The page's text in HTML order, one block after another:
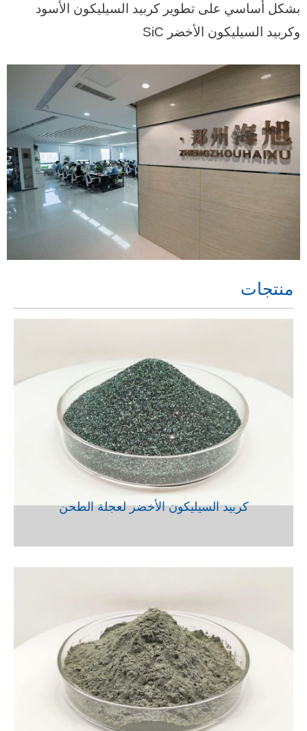
بشكل أساسي على تطوير كربيد السيليكون الأسود
وكربيد السيليكون الأخضر SiC
منتجات
VIEW
كربيد السيليكون الأخضر لعجلة الطحن
VIEW